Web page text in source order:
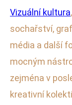
Vizuální kultura
sochařství,
média a další
mocným
zejména v
kreativní